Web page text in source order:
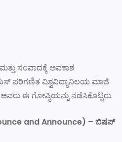
ಸಂವಾದಕ್ಕೆ ಅವಕಾಶ
ಪರಿಗಣಿತ ವಿಶ್ವವಿದ್ಯಾನಿಲಯ ಮಾಜಿ
ಈ ಗೋಷ್ಠಿಯನ್ನು ನಡೆಸಿಕೊಟ್ಟರು.
and Announce) – ಬಿಷಪ್